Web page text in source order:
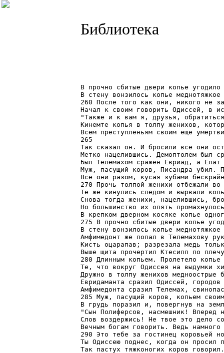
Библиотека
В прочно сбитые двери копье угодило
В стену вонзилось копье
260 После того как они, никого не
Начал к своим говорить Одиссей, в
"Также и к вам я, друзья,
Кинемте копья в толпу женихов,
Всем преступленьям своим еще
265
Так сказал он. И бросили все они
Метко нацелившись. Демоптолем был
Был Телемахом сражен Евриад, а
Муж, пасущий коров, Писандра убил.
Все они разом, кусая зубами
270 Прочь толпой женихи отбежали во
Те же кинулись следом и вырвали
Снова тогда женихи, нацелившись,
Но большинство их опять
В крепком дверном косяке копье
275 В прочно сбитые двери копье
В стену вонзилось копье
Амфимедонт же попал в Телемахову
Кисть оцарапав; разрезала медь
Выше щита прочертил Ктесипп по
280 Длинным копьем. Пролетело
Те, что вокруг Одиссея на выдумки
Дружно в толпу женихов медноострые
Евридаманта сразил Одиссей, городов
Амфимедонта сразил Телемах,
285 Муж, пасущий коров, копьем
В грудь поразил и, повергнув на
"Сын Полиферсов, насмешник! Вперед
Слов воздержись! Не твое это дело
Вечным богам говорить. Ведь
290 Это тебе за гостинец коровьей
Ты Одиссею поднес, когда он просил
Так пастух тяжконогих коров